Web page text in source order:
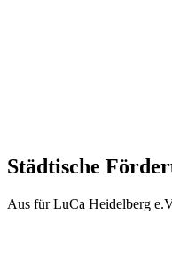
Städtische
Aus für LuCa Heidelberg